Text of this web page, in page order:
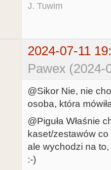
J. Tuwim
2024-07-11
Pawex (2024-
@Sikor Nie, nie
osoba, która
@Piguła Właśnie
kaset/zestawów
ale wychodzi na
:-)